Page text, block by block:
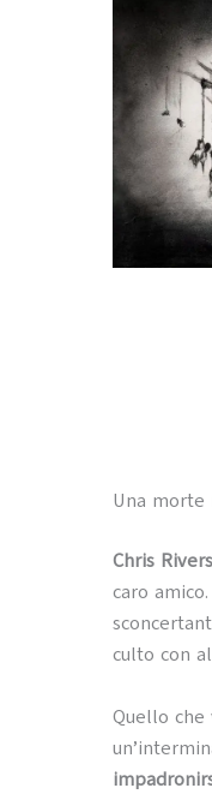
Una morte
Chris Rivers
caro
culto con
Quello che